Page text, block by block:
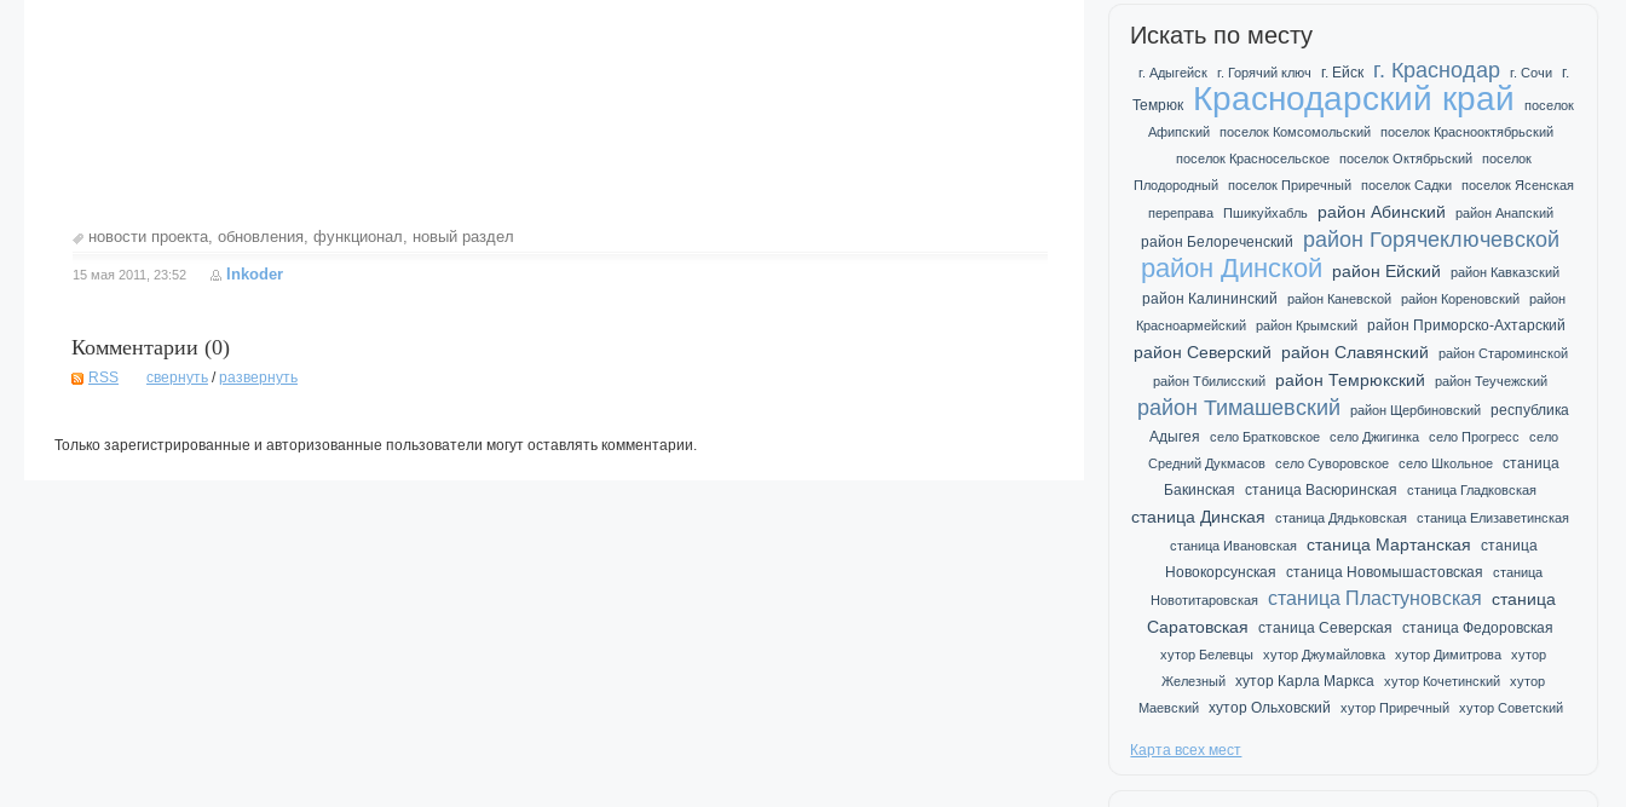
новости проекта, обновления, функционал, новый раздел
15 мая 2011, 23:52 Inkoder
Комментарии (0)
RSS свернуть /развернуть
Только зарегистрированные и авторизованные пользователи могут оставлять комментарии.
Искать по месту
г. Адыгейск г. Горячий ключ г. Ейск г. Краснодар г. Сочи
г.
Темрюк
Краснодарский край
поселок
Афипский
поселок Комсомольский
поселок Краснооктябрьский
поселок Красносельское
поселок Октябрьский
поселок
Плодородный
поселок Приречный поселок Садки
поселок Ясенская
переправа
Пшикуйхабль район Абинский район Анапский
район Белореченский район Горячеключевской
район Динской район Ейский район Кавказский
район Калининский район Каневской район Кореновский
район
Красноармейский
район Крымский район Приморско-Ахтарский
район Северский район Славянский
район Староминской
район Тбилисский
район Темрюкский район Теучежский
район Тимашевский район Щербиновский
республика
Адыгея
село Братковское село Джигинка село Прогресс
село
Средний Дукмасов
село Суворовское село Школьное
станица
Бакинская
станица Васюринская станица Гладковская
станица Динская станица Дядьковская
станица Елизаветинская
станица Ивановская
станица Мартанская
станица
Новокорсунская
станица Новомышастовская
станица
Новотитаровская
станица Пластуновская станица
Саратовская
станица Северская станица Федоровская
хутор Белевцы хутор Джумайловка хутор Димитрова
хутор
Железный
хутор Карла Маркса хутор Кочетинский
хутор
Маевский
хутор Ольховский хутор Приречный хутор Советский
Карта всех мест